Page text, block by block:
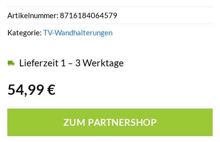
54,99 €
Lieferzeit 1 – 3 Werktage
ZUM PARTNERSHOP
Artikelnummer: 8716184064579
Kategorie: TV-Wandhalterungen